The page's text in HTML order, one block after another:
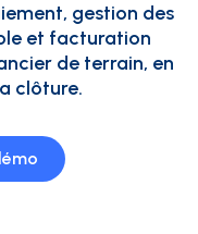
gestion des
et facturation
de terrain, en
clôture.